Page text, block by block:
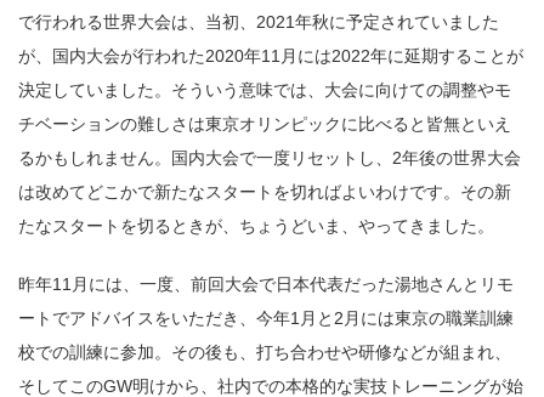
で行われる世界大会は、当初、2021年秋に予定されていました
が、国内大会が行われた2020年11月には2022年に延期することが
決定していました。そういう意味では、大会に向けての調整やモ
チベーションの難しさは東京オリンピックに比べると皆無といえ
るかもしれません。国内大会で一度リセットし、2年後の世界大会
は改めてどこかで新たなスタートを切ればよいわけです。その新
たなスタートを切るときが、ちょうどいま、やってきました。
昨年11月には、一度、前回大会で日本代表だった湯地さんとリモ
ートでアドバイスをいただき、今年1月と2月には東京の職業訓練
校での訓練に参加。その後も、打ち合わせや研修などが組まれ、
そしてこのGW明けから、社内での本格的な実技トレーニングが始